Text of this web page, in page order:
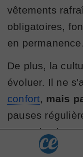
vêtements
obligatoires,
en permanence.
De plus, la
évoluer. Il ne
confort, mais
pauses
toutes les
climatisés